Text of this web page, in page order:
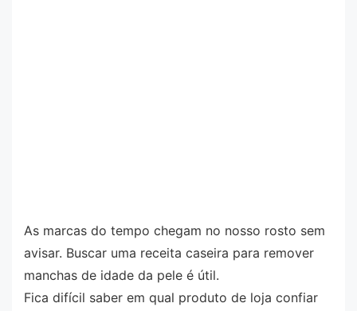
As marcas do tempo chegam no nosso rosto sem
avisar. Buscar uma receita caseira para remover
manchas de idade da pele é útil.
Fica difícil saber em qual produto de loja confiar